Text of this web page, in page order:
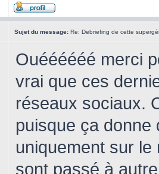
Sujet du message: Re: Debriefing de cette
Ouéééééé merci
vrai que ces
réseaux sociaux.
puisque ça
uniquement sur
sont passé à